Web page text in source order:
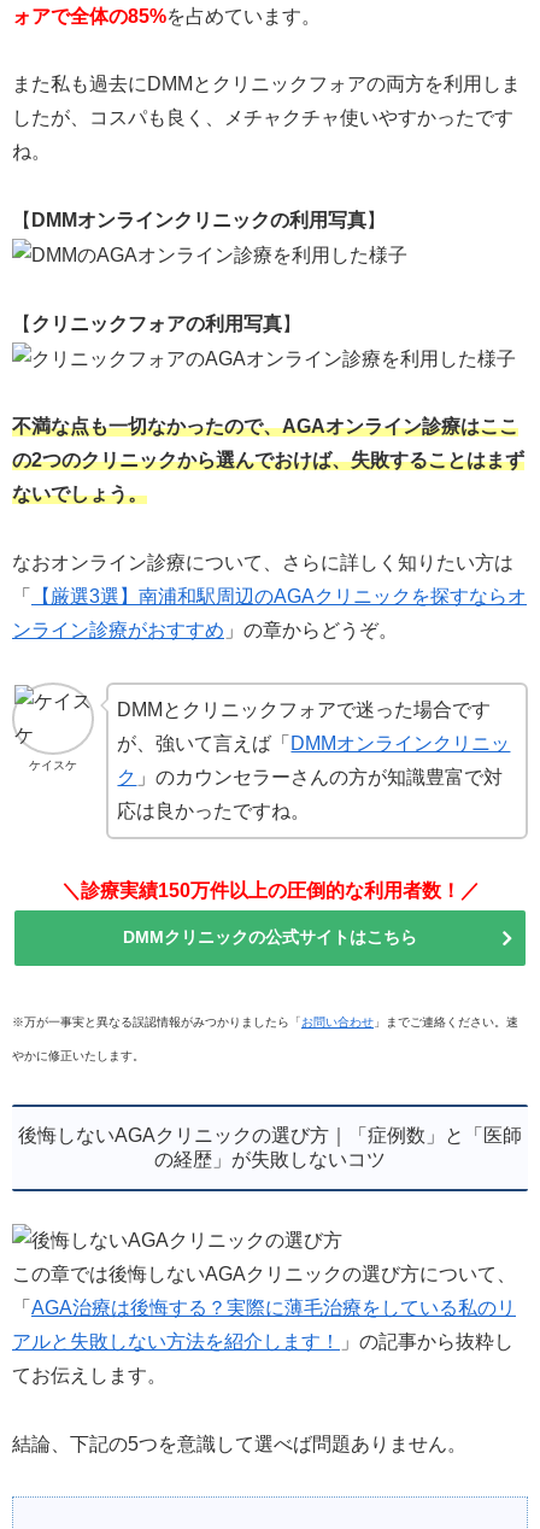
ォアで全体の85%を占めています。
また私も過去にDMMとクリニックフォアの両方を利用しま
したが、コスパも良く、メチャクチャ使いやすかったです
ね。
【 DMMオンラインクリニックの利用写真】
【 クリニックフォアの利用写真】
不満な点も一切なかったので、AGAオンライン診療はここ
の2つのクリニックから選んでおけば、失敗することはまず
ないでしょう。
なおオンライン診療について、さらに詳しく知りたい方は
「
【厳選3選】南浦和駅周辺のAGAクリニックを探すならオ
ンライン診療がおすすめ 」の章からどうぞ。
ケイスケ
DMMとクリニックフォアで迷った場合です
が、強いて言えば「 DMMオンラインクリニッ
ク 」のカウンセラーさんの方が知識豊富で対
応は良かったですね。
＼診療実績150万件以上の圧倒的な利用者数！／
DMMクリニックの公式サイトはこちら
※万が一事実と異なる誤認情報がみつかりましたら「お問い合わせ 」までご連絡ください。速
やかに修正いたします。
後悔しないAGAクリニックの選び方｜「症例数」と「医師
の経歴」が失敗しないコツ
この章では後悔しないAGAクリニックの選び方について、
「 AGA治療は後悔する？実際に薄毛治療をしている私のリ
アルと失敗しない方法を紹介します！
」の記事から抜粋し
てお伝えします。
結論、下記の5つを意識して選べば問題ありません。